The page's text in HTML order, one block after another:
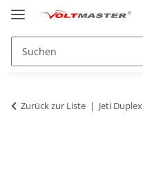
Zurück zur Liste Jeti Duplex